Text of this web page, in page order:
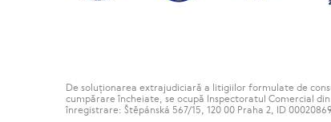
De soluționarea extrajudiciară a litigiilor formulate de
cumpărare încheiate, se ocupă Inspectoratul Comercial
înregistrare: Štěpánská 567/15, 120 00 Praha 2, ID